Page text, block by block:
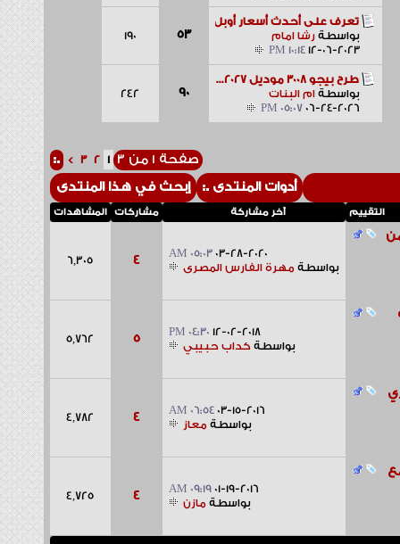
تعرف على أحدث أسعار أوبل كروس...
بواسطةرشا امام
12-06-2023
10:14 PM
طرح بيجو 3008 موديل 2027...
بواسطةام البنات
06-24-2026
05:07 PM
صفحة 1 من 3 2
3
>
أدوات المنتدى إبحث في هذا المنتدى
آخر مشاركة مشاركات المشاهدات
03-28-2020
05:03 AM
بواسطةمهرة الفارس المصرى
6,305
12-02-2018
04:30 PM
بواسطةكداب حبيبي
5,762
03-15-2016
06:54 AM
بواسطةمعاز
4,782
01-19-2016
09:19 AM
بواسطةمازن
4,725